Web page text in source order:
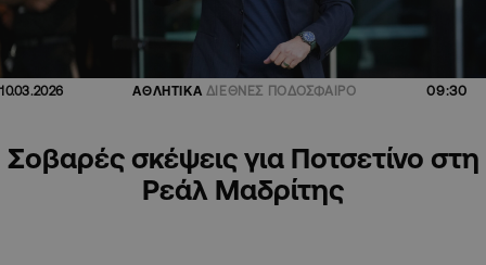
10.03.2026 ΑΘΛΗΤΙΚΑ ΔΙΕΘΝΕΣ ΠΟΔΟΣΦΑΙΡΟ 09:30
Σοβαρές σκέψεις για Ποτσετίνο στη
Ρεάλ Μαδρίτης